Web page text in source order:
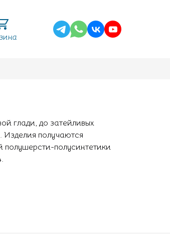
глади, до затейливых
Изделия получаются
полусинтетики